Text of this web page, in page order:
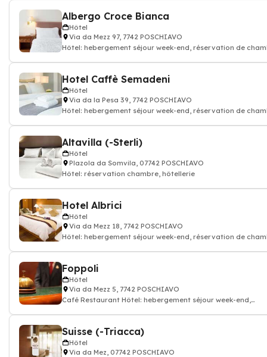
Albergo Croce Bianca
Hôtel
Via da Mezz 97, 7742 POSCHIAVO
Hôtel: hebergement séjour week-end, réservation de
Hotel Caffè Semadeni
Hôtel
Via da la Pesa 39, 7742 POSCHIAVO
Hôtel: hebergement séjour week-end, réservation de
Altavilla (-Sterli)
Hôtel
Plazola da Somvila, 07742 POSCHIAVO
Hôtel: réservation chambre, hôtellerie
Hotel Albrici
Hôtel
Via da Mezz 18, 7742 POSCHIAVO
Hôtel: hebergement séjour week-end, réservation de
Foppoli
Hôtel
Via da Mezz 5, 7742 POSCHIAVO
Café Restaurant Hôtel: hebergement séjour week-end,
Suisse (-Triacca)
Hôtel
Via da Mez, 07742 POSCHIAVO